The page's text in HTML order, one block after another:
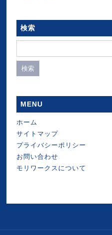
検索
索:
MENU
ホーム
サイトマップ
プライバシーポリシー
お問い合わせ
モリワークスについて